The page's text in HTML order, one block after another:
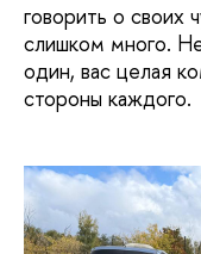
говорить о своих
слишком много.
один, вас целая
стороны каждого.